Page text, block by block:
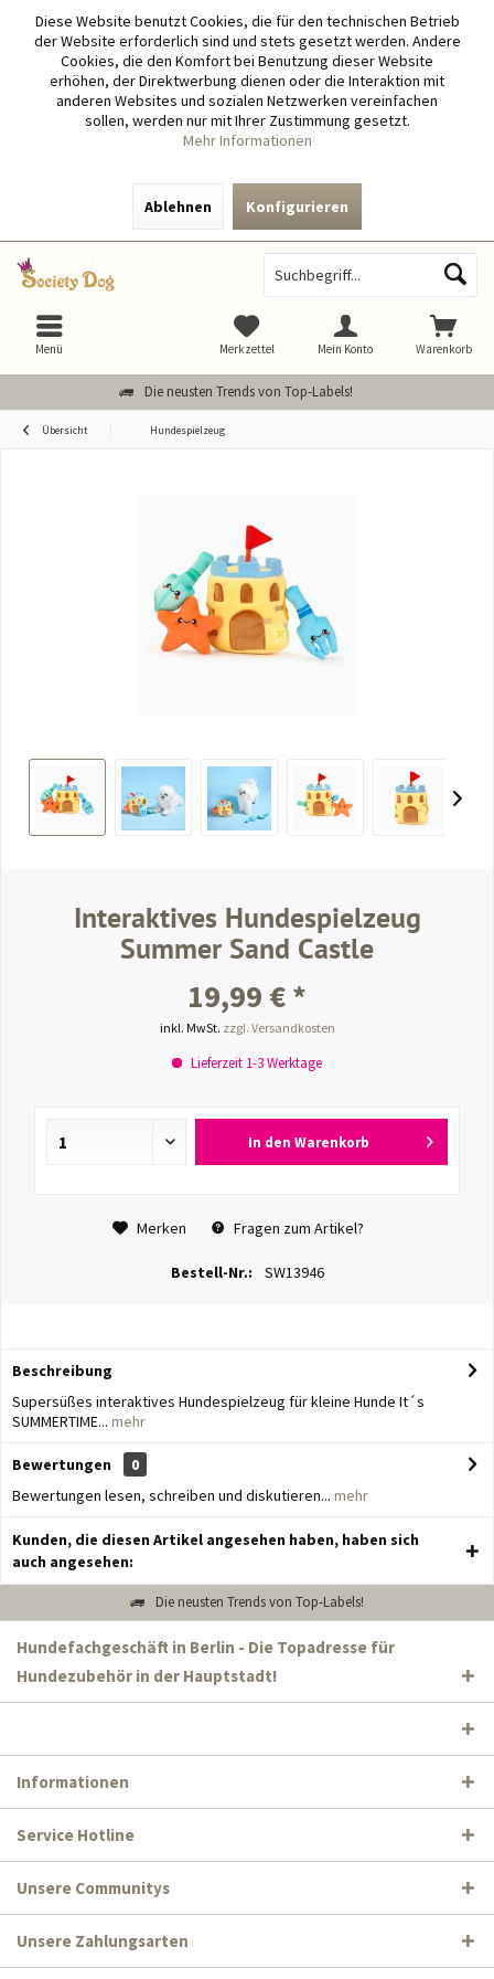
Diese Website benutzt Cookies, die für den technischen Betrieb
der Website erforderlich sind und stets gesetzt werden. Andere
Cookies, die den Komfort bei Benutzung dieser Website
erhöhen, der Direktwerbung dienen oder die Interaktion mit
anderen Websites und sozialen Netzwerken vereinfachen
sollen, werden nur mit Ihrer Zustimmung gesetzt.
Mehr Informationen
Ablehnen Konfigurieren
Die neusten Trends von Top-Labels!
Warenkorb
Merkzettel Mein Konto
Menü
Übersicht Hundespielzeug
Interaktives Hundespielzeug
Summer Sand Castle
19,99 € *
inkl. MwSt. zzgl. Versandkosten
Lieferzeit 1-3 Werktage
In den Warenkorb
Merken Fragen zum Artikel?
Bestell-Nr.: SW13946
Beschreibung
Supersüßes interaktives Hundespielzeug für kleine Hunde It´s
SUMMERTIME... mehr
Bewertungen
0
Bewertungen lesen, schreiben und diskutieren... mehr
Kunden, die diesen Artikel angesehen haben, haben sich
auch angesehen:
Die neusten Trends von Top-Labels!
Hundefachgeschäft in Berlin - Die Topadresse für
Hundezubehör in der Hauptstadt!
Informationen
Service Hotline
Unsere Communitys
Unsere Zahlungsarten